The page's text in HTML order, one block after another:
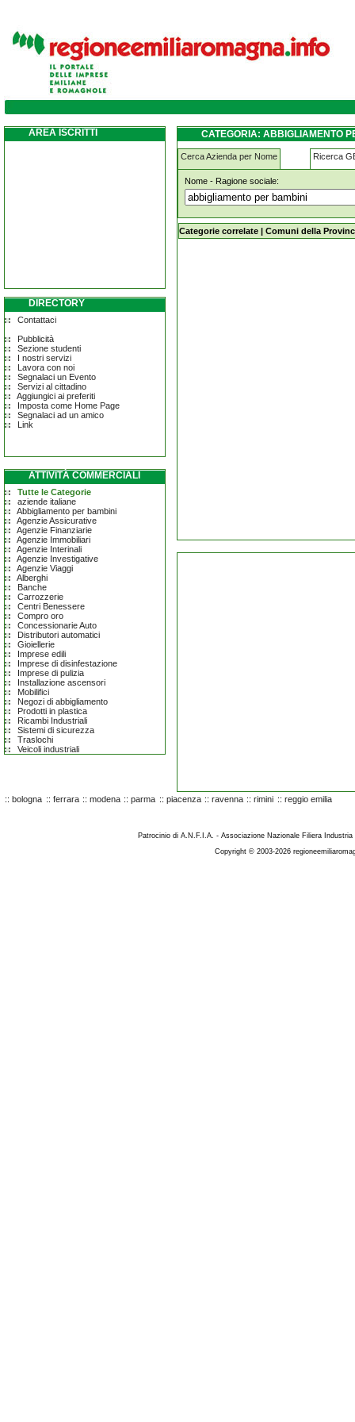
abbigliamento-per-bambini pieve-di-cento
AREA ISCRITTI
DIRECTORY
Contattaci
Pubblicità
Sezione studenti
I nostri servizi
Lavora con noi
Segnalaci un Evento
Servizi al cittadino
Aggiungici ai preferiti
Imposta come Home Page
Segnalaci ad un amico
Link
ATTIVITÀ COMMERCIALI
Tutte le Categorie
aziende italiane
Abbigliamento per bambini
Agenzie Assicurative
Agenzie Finanziarie
Agenzie Immobiliari
Agenzie Interinali
Agenzie Investigative
Agenzie Viaggi
Alberghi
Banche
Carrozzerie
Centri Benessere
Compro oro
Concessionarie Auto
Distributori automatici
Gioiellerie
Imprese edili
Imprese di disinfestazione
Imprese di pulizia
Installazione ascensori
Mobilifici
Negozi di abbigliamento
Prodotti in plastica
Ricambi Industriali
Sistemi di sicurezza
Traslochi
Veicoli industriali
CATEGORIA: ABBIGLIAMENTO
Cerca Azienda per Nome Ricerca
Nome - Ragione sociale:
abbigliamento-per-bambini pieve-
Categorie correlate | Comuni della
:: bologna :: ferrara :: modena :: parma :: piacenza :: ravenna :: rimini :: reggio emilia
Patrocinio di A.N.F.I.A. - Associazione Nazionale Filiera
Copyright © 2003-2026